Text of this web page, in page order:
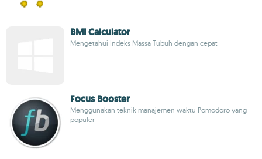
BMI Calculator
Mengetahui Indeks Massa Tubuh dengan cepat
Focus Booster
Menggunakan teknik manajemen waktu Pomodoro yang
populer